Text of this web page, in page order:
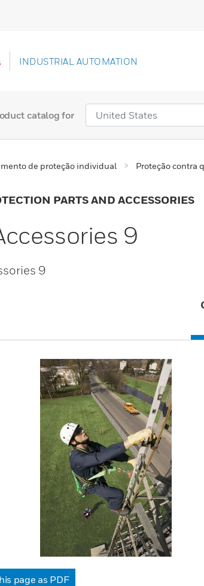
INDUSTRIAL AUTOMATION
catalog for
de proteção individual Proteção contra
PARTS AND ACCESSORIES
9
9
page as PDF